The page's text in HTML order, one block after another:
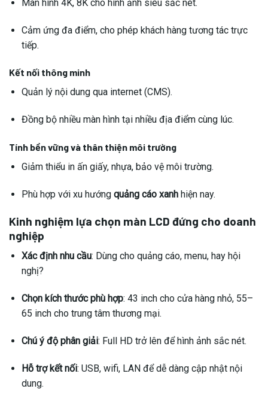
Màn hình 4K, 8K cho hình ảnh siêu sắc nét.
Cảm ứng đa điểm, cho phép khách hàng tương tác trực
tiếp.
Kết nối thông minh
Quản lý nội dung qua internet (CMS).
Đồng bộ nhiều màn hình tại nhiều địa điểm cùng lúc.
Tính bền vững và thân thiện môi trường
Giảm thiểu in ấn giấy, nhựa, bảo vệ môi trường.
Phù hợp với xu hướng quảng cáo xanhhiện nay.
Kinh nghiệm lựa chọn màn LCD đứng cho doanh
nghiệp
Xác định nhu cầu: Dùng cho quảng cáo, menu, hay hội
nghị?
Chọn kích thước phù hợp: 43 inch cho cửa hàng nhỏ, 55–
65 inch cho trung tâm thương mại.
Chú ý độ phân giải: Full HD trở lên để hình ảnh sắc nét.
Hỗ trợ kết nối: USB, wifi, LAN để dễ dàng cập nhật nội
dung.